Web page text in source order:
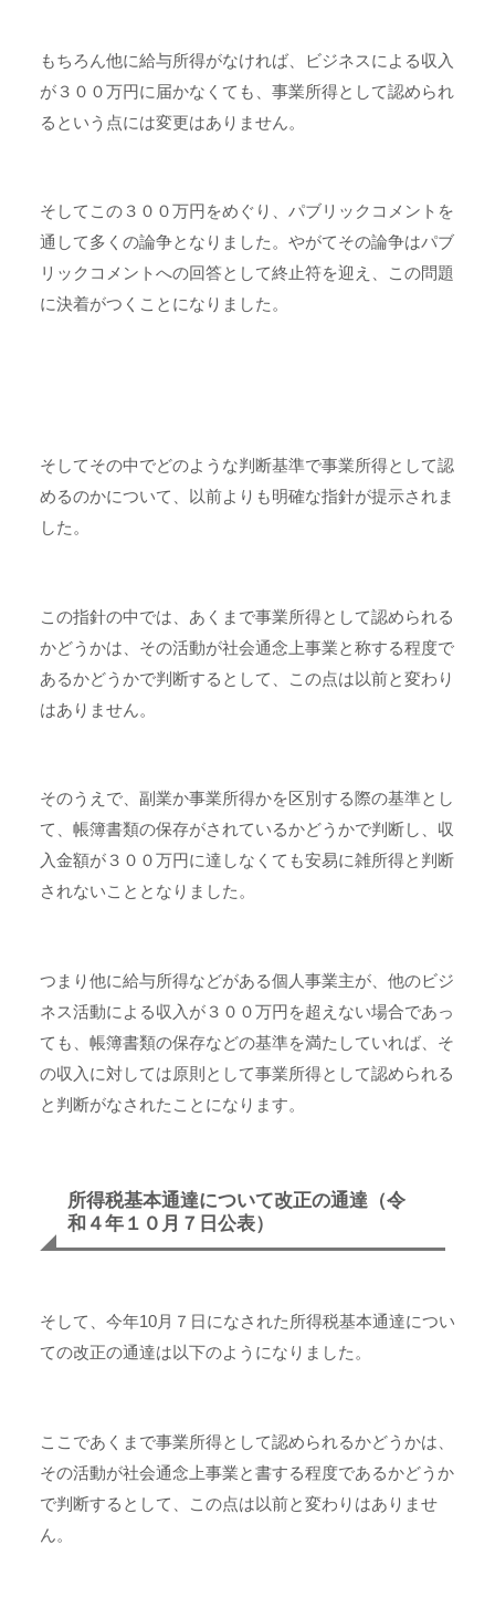
もちろん他に給与所得がなければ、ビジネスによる収入
が３００万円に届かなくても、事業所得として認められ
るという点には変更はありません。
そしてこの３００万円をめぐり、パブリックコメントを
通して多くの論争となりました。やがてその論争はパブ
リックコメントへの回答として終止符を迎え、この問題
に決着がつくことになりました。
そしてその中でどのような判断基準で事業所得として認
めるのかについて、以前よりも明確な指針が提示されま
した。
この指針の中では、あくまで事業所得として認められる
かどうかは、その活動が社会通念上事業と称する程度で
あるかどうかで判断するとして、この点は以前と変わり
はありません。
そのうえで、 副業か事業所得かを区別する際の基準とし
て、帳簿書類の保存がされているかどうかで判断し、収
入金額が３００万円に達しなくても安易に雑所得と判断
されないこととなりました。
つまり他に給与所得などがある個人事業主が、他のビジ
ネス活動による収入が３００万円を超えない場合であっ
ても、帳簿書類の保存などの基準を満たしていれば、そ
の収入に対しては原則として事業所得として認められる
と判断がなされたことになります。
所得税基本通達について改正の通達（令
和４年１０月７日公表）
そして、今年10月７日になされた所得税基本通達につい
ての改正の通達は以下のようになりました。
ここであくまで事業所得として認められるかどうかは、
その活動が社会通念上事業と書する程度であるかどうか
で判断するとして、この点は以前と変わりはありませ
ん。